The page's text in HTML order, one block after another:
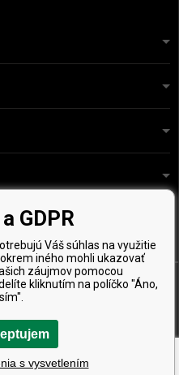
24 hodín.
údajů
a dopravy
Všetky práva vyhradené
GDPR
Váš súhlas na využitie
iného mohli ukazovať
záujmov pomocou
kliknutím na políčko "Áno,
s vysvetlením